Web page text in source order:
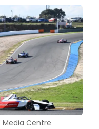
Media Centre